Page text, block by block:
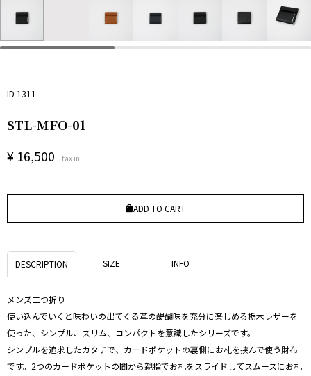
ID 1311
STL-MFO-01
¥ 16,500 tax in
ADD TO CART
DESCRIPTION SIZE INFO
メンズ二つ折り
使い込んでいくと味わいの出てくる革の醍醐味を充分に楽しめる栃木レザーを
使った、シンプル、スリム、コンパクトを意識したシリーズです。
シンプルを追求したカタチで、カードポケットの裏側にお札を挟んで使う財布
です。2つのカードポケットの間から親指でお札をスライドしてスムースにお札